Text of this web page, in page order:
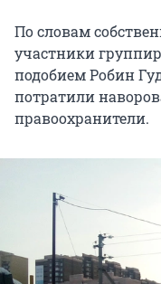
По словам
участники
подобием Робин
потратили
правоохранители.